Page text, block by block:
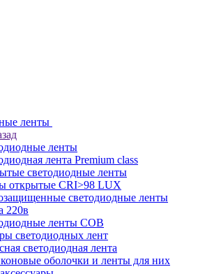
ленты
ленты
лента Premium class
светодиодные ленты
открытые CRI>98 LUX
светодиодные ленты
220в
ленты COB
светодиодных лент
светодиодная лента
оболочки и ленты для них